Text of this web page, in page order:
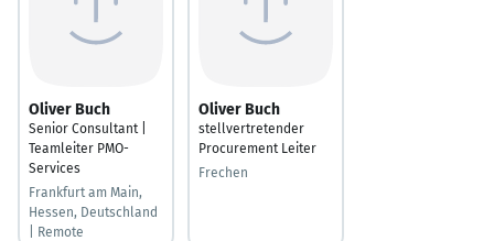
Oliver Buch
Senior Consultant |
Teamleiter PMO-
Services
Frankfurt am Main,
Hessen, Deutschland
| Remote
Oliver Buch
stellvertretender
Procurement Leiter
Frechen